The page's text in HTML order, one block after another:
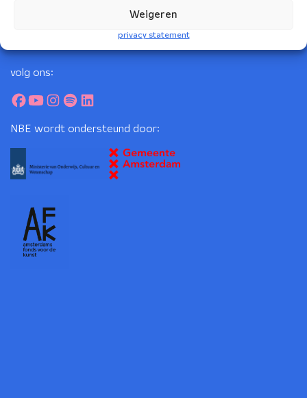
Weigeren
privacy statement
volg ons:
NBE wordt ondersteund door: